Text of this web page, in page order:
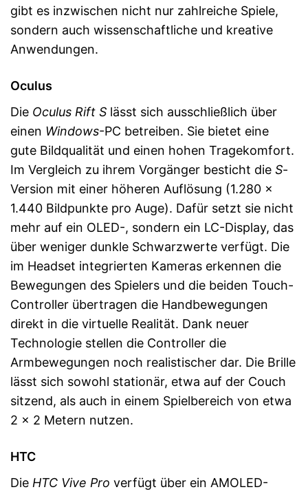
gibt es inzwischen nicht nur zahlreiche Spiele,
sondern auch wissenschaftliche und kreative
Anwendungen.
Oculus
Die Oculus Rift S lässt sich ausschließlich über
einen Windows-PC betreiben. Sie bietet eine
gute Bildqualität und einen hohen Tragekomfort.
Im Vergleich zu ihrem Vorgänger besticht die S-
Version mit einer höheren Auflösung (1.280 x
1.440 Bildpunkte pro Auge). Dafür setzt sie nicht
mehr auf ein OLED-, sondern ein LC-Display, das
über weniger dunkle Schwarzwerte verfügt. Die
im Headset integrierten Kameras erkennen die
Bewegungen des Spielers und die beiden Touch-
Controller übertragen die Handbewegungen
direkt in die virtuelle Realität. Dank neuer
Technologie stellen die Controller die
Armbewegungen noch realistischer dar. Die Brille
lässt sich sowohl stationär, etwa auf der Couch
sitzend, als auch in einem Spielbereich von etwa
2 x 2 Metern nutzen.
HTC
Die HTC Vive Pro verfügt über ein AMOLED-